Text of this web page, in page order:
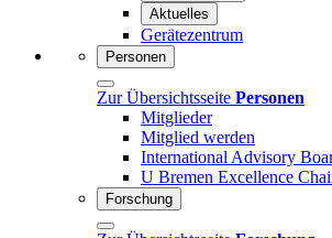
Aktuelles
Gerätezentrum
Personen
Zur Übersichtsseite Personen
Mitglieder
Mitglied werden
International Advisory
U Bremen Excellence
Forschung